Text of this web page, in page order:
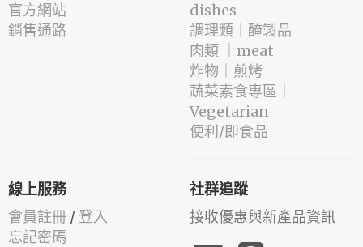
官方網站
銷售通路
dishes
️調理類｜醃製品
肉類 ｜meat
️炸物｜煎烤
蔬菜素食專區｜
Vegetarian
便利/即食品
線上服務
會員註冊 / 登入
忘記密碼
社群追蹤
接收優惠與新產品資訊